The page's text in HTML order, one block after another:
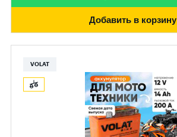
Добавить в корзину
VOLAT